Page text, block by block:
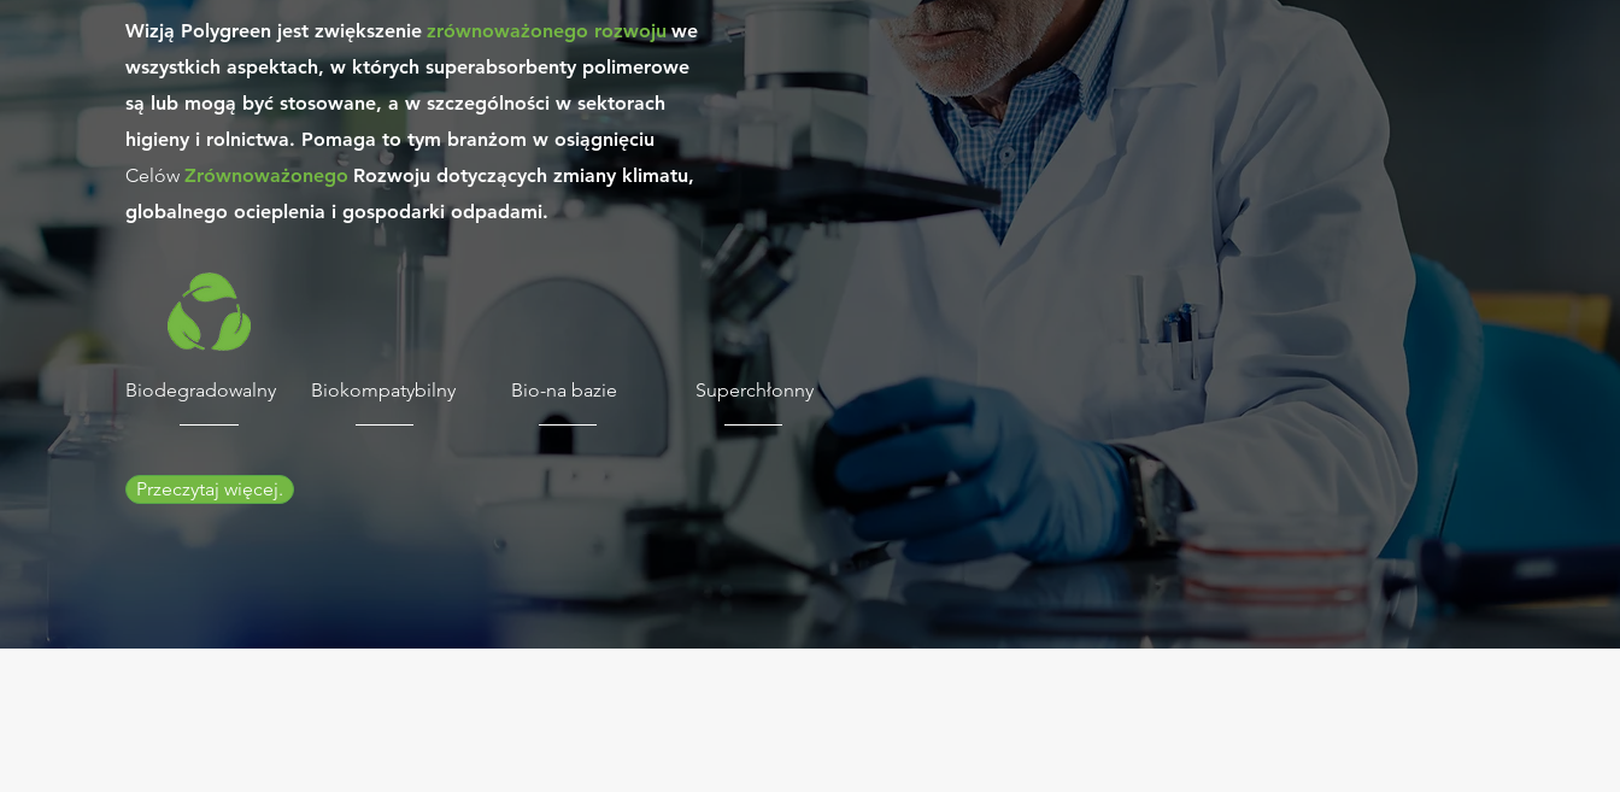
Wizją Polygreen jest zwiększenie zrównoważonego rozwoju we
wszystkich aspektach, w których superabsorbenty polimerowe
są lub mogą być stosowane, a w szczególności w sektorach
higieny i rolnictwa. Pomaga to tym branżom w osiągnięciu
Celów Zrównoważonego Rozwoju dotyczących zmiany klimatu,
globalnego ocieplenia i gospodarki odpadami.
Biodegradowalny Biokompatybilny Bio-na bazie Superchłonny
Przeczytaj więcej.